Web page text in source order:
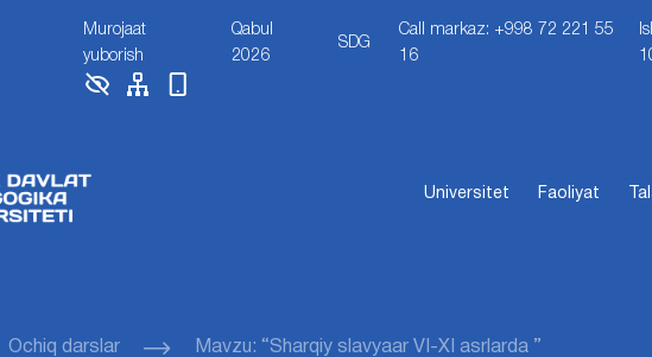
Murojaat
yuborish
Qabul
2026
SDG
Call markaz: +998 72 221 55
16
Universitet Faoliyat
Ochiq darslar Mavzu: “Sharqiy slavyaar VI-XI asrlarda ”